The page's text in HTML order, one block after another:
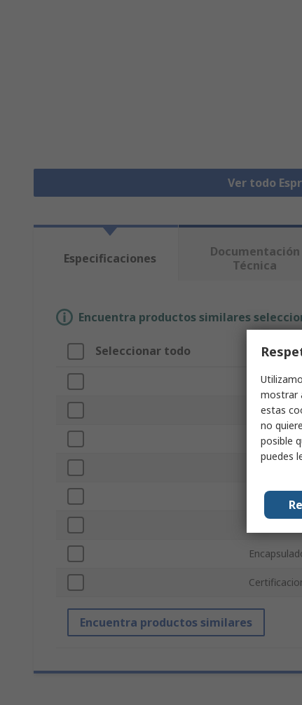
Ver todo
Especificaciones
Documentación
Técnica
Encuentra productos similares
Seleccionar todo Atributo
Marca
Nombre
Tipo de
Forma del
Encuentra productos similares
mostrar
estas
no
posible
puedes